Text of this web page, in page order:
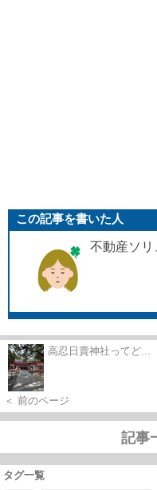
この記事を書いた人
不動産ソリ
高忍日賣神社ってど...
＜ 前のページ
記事
タグ一覧